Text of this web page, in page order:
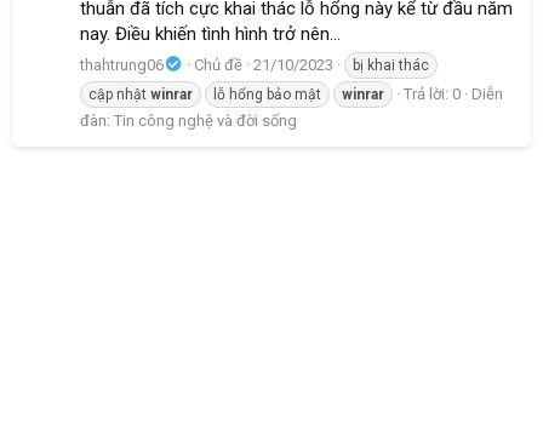
thuẫn đã tích cực khai thác lỗ hổng này kể từ đầu năm
nay. Điều khiến tình hình trở nên...
thahtrung06 Chủ đề 21/10/2023
bị khai thác
cập nhật winrar lỗ hổng bảo mật winrar Trả lời: 0
Diễn
đàn: Tin công nghệ và đời sống